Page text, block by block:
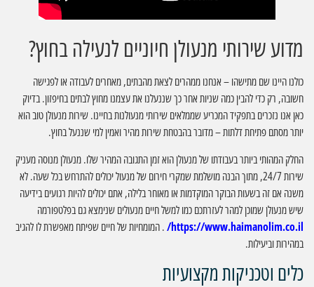
מדוע שירותי מנעולן חיוניים לנעילה בחוץ?
כולנו היינו שם מתישהו – אנחנו ממהרים לצאת מהבתים, מאחרים לעבודה או לפגישה
חשובה, רק כדי להבין כמה שניות אחר כך שננעלנו את עצמנו מחוץ לבתים בחיפזון. בדיוק
כאן אנו נזכרים בתפקיד המכריע שממלאים שירותי מנעולנות בחיינו. שירות מנעולן טוב הוא
יותר מסתם פתיחת דלתות – מדובר בהבטחת שירות מהיר ואמין למי שננעל בחוץ.
החלק המהותי ביותר בעבודתו של מנעולן הוא זמן התגובה המהיר שלו. מנעולן מנוסה מעניק
שירות 24/7, מתוך הבנה מושלמת שמקרי חירום של מנעול יכולים להתרחש בכל שעה. לא
משנה אם זה בשעות הבוקר המוקדמות או מאוחר בלילה, אתם יכולים להיות רגועים בידיעה
שיש מנעולן שמוכן למהר לעזרתכם כמו למשל חיים מנעולים שנימצא גם בפלטפורמה
https://www.haimanolim.co.il/ . המומחיות של חיים שפיתח מאפשרת לו להגיב
במהירות וביעילות.
כלים וטכניקות מקצועיות